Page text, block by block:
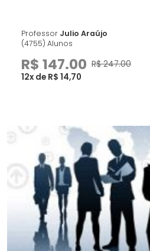
Professor Julio Araújo
(4755) Alunos
R$ 147.00 R$ 247.00
12x de R$ 14,70